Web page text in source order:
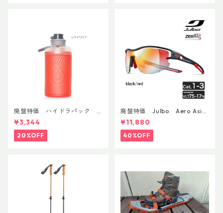
廃盤特価 ハイドラパック
フラックス 750ml
¥3,344
20%OFF
廃盤特価 Julbo Aero Asia
nFit
¥11,880
40%OFF